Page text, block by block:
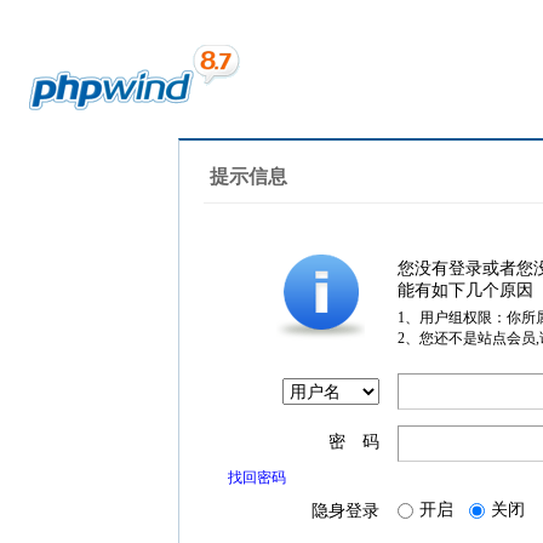
提示信息
您没有登录或者您
能有如下几个原因
1、用户组权限：你所
2、您还不是站点会员
密 码
找回密码
隐身登录 开启 关闭